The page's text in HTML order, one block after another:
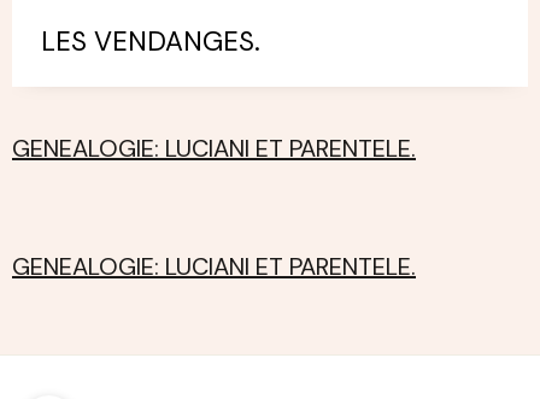
LES VENDANGES.
GENEALOGIE: LUCIANI ET PARENTELE.
GENEALOGIE: LUCIANI ET PARENTELE.